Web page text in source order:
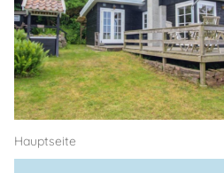
Hauptseite